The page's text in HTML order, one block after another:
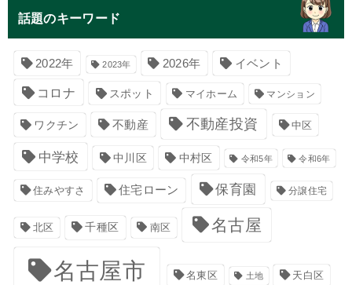
話題のキーワード
2022年 2023年 2026年 イベント
コロナ スポット マイホーム マンション
ワクチン 不動産 不動産投資 中区
中学校 中川区 中村区 令和5年 令和6年
住みやすさ 住宅ローン 保育園 分譲住宅
北区 千種区 南区 名古屋
名古屋市 名東区 土地 天白区